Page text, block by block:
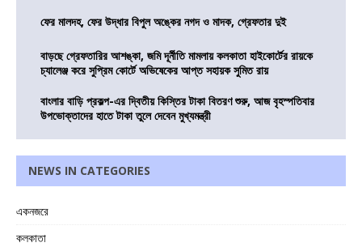
ফের মালদহ, ফের উদ্ধার বিপুল অঙ্কের নগদ ও মাদক, গ্রেফতার দুই
বাড়ছে গ্রেফতারির আশঙ্কা, জমি দূর্নীতি মামলায় কলকাতা হাইকোর্টের রায়কে
চ্যালেঞ্জ করে সুপ্রিম কোর্টে অভিষেকের আপ্ত সহায়ক সুমিত রায়
বাংলার বাড়ি প্রকল্প-এর দ্বিতীয় কিস্তির টাকা বিতরণ শুরু, আজ বৃহস্পতিবার
উপভোক্তাদের হাতে টাকা তুলে দেবেন মুখ্যমন্ত্রী
NEWS IN CATEGORIES
একনজরে
কলকাতা